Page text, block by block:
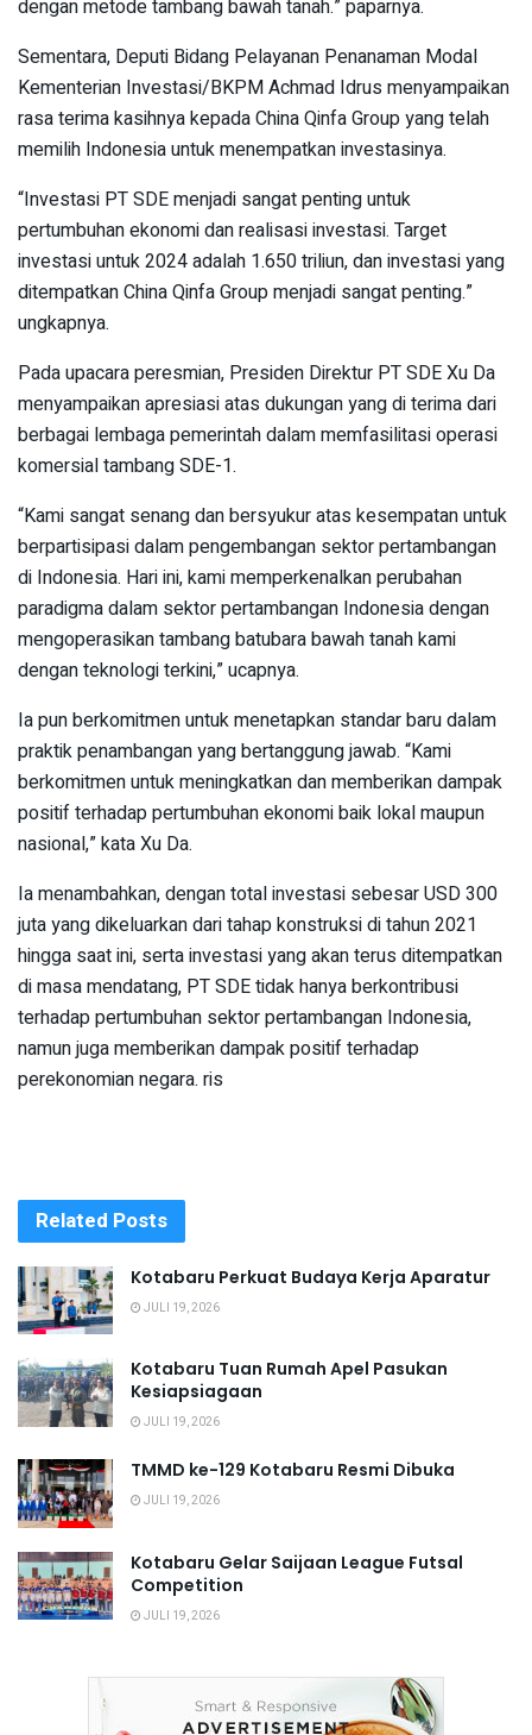
dengan metode tambang bawah tanah.” paparnya.
Sementara, Deputi Bidang Pelayanan Penanaman Modal
Kementerian Investasi/BKPM Achmad Idrus menyampaikan
rasa terima kasihnya kepada China Qinfa Group yang telah
memilih Indonesia untuk menempatkan investasinya.
“Investasi PT SDE menjadi sangat penting untuk
pertumbuhan ekonomi dan realisasi investasi. Target
investasi untuk 2024 adalah 1.650 triliun, dan investasi yang
ditempatkan China Qinfa Group menjadi sangat penting.”
ungkapnya.
Pada upacara peresmian, Presiden Direktur PT SDE Xu Da
menyampaikan apresiasi atas dukungan yang di terima dari
berbagai lembaga pemerintah dalam memfasilitasi operasi
komersial tambang SDE-1.
“Kami sangat senang dan bersyukur atas kesempatan untuk
berpartisipasi dalam pengembangan sektor pertambangan
di Indonesia. Hari ini, kami memperkenalkan perubahan
paradigma dalam sektor pertambangan Indonesia dengan
mengoperasikan tambang batubara bawah tanah kami
dengan teknologi terkini,” ucapnya.
Ia pun berkomitmen untuk menetapkan standar baru dalam
praktik penambangan yang bertanggung jawab. “Kami
berkomitmen untuk meningkatkan dan memberikan dampak
positif terhadap pertumbuhan ekonomi baik lokal maupun
nasional,” kata Xu Da.
Ia menambahkan, dengan total investasi sebesar USD 300
juta yang dikeluarkan dari tahap konstruksi di tahun 2021
hingga saat ini, serta investasi yang akan terus ditempatkan
di masa mendatang, PT SDE tidak hanya berkontribusi
terhadap pertumbuhan sektor pertambangan Indonesia,
namun juga memberikan dampak positif terhadap
perekonomian negara. ris
Related Posts
Kotabaru Perkuat Budaya Kerja Aparatur
JULI 19, 2026
Kotabaru Tuan Rumah Apel Pasukan
Kesiapsiagaan
JULI 19, 2026
TMMD ke-129 Kotabaru Resmi Dibuka
JULI 19, 2026
Kotabaru Gelar Saijaan League Futsal
Competition
JULI 19, 2026